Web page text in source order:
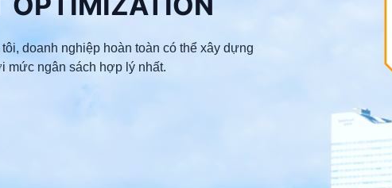
doanh nghiệp hoàn toàn có thể xây dựng
mức ngân sách hợp lý nhất.